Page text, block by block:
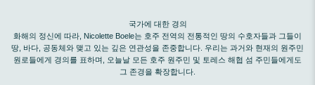
국가에 대한 경의
화해의 정신에 따라, Nicolette Boele는 호주 전역의 전통적인 땅의 수호자들과 그들이
땅, 바다, 공동체와 맺고 있는 깊은 연관성을 존중합니다. 우리는 과거와 현재의 원주민
원로들에게 경의를 표하며, 오늘날 모든 호주 원주민 및 토레스 해협 섬 주민들에게도
그 존경을 확장합니다.